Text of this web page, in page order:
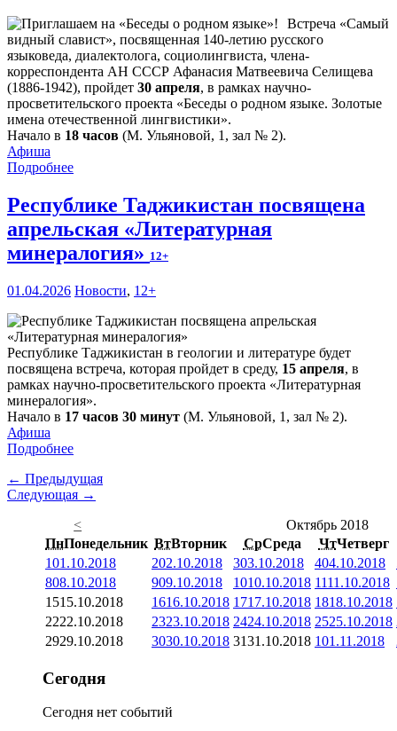
Встреча «Самый
видный славист», посвященная 140-летию русского
языковеда, диалектолога, социолингвиста, члена-
корреспондента АН СССР Афанасия Матвеевича Селищева
(1886-1942), пройдет 30 апреля, в рамках научно-
просветительского проекта «Беседы о родном языке. Золотые
имена отечественной лингвистики».
Начало в 18 часов (М. Ульяновой, 1, зал № 2).
Афиша
Подробнее
Республике Таджикистан посвящена
апрельская «Литературная
минералогия» 12+
01.04.2026 Новости, 12+
Республике Таджикистан в геологии и литературе будет
посвящена встреча, которая пройдет в среду, 15 апреля, в
рамках научно-просветительского проекта «Литературная
минералогия».
Начало в 17 часов 30 минут (М. Ульяновой, 1, зал № 2).
Афиша
Подробнее
← Предыдущая
Следующая →
<
Октябрь 2018
ПнПонедельник ВтВторник СрСреда ЧтЧетверг
101.10.2018 202.10.2018 303.10.2018 404.10.2018
808.10.2018 909.10.2018 1010.10.2018 1111.10.2018
1515.10.2018 1616.10.2018 1717.10.2018 1818.10.2018
2222.10.2018 2323.10.2018 2424.10.2018 2525.10.2018
2929.10.2018 3030.10.2018 3131.10.2018 101.11.2018
Сегодня
Сегодня нет событий